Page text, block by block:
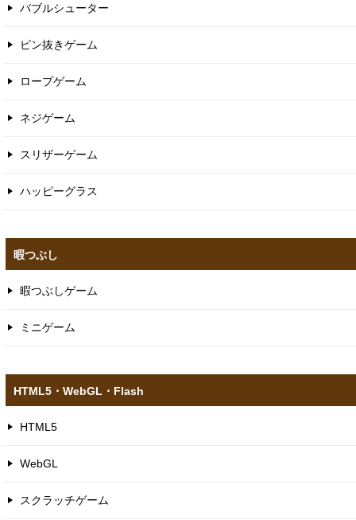
バブルシューター
ピン抜きゲーム
ロープゲーム
ネジゲーム
スリザーゲーム
ハッピーグラス
暇つぶし
暇つぶしゲーム
ミニゲーム
HTML5​・WebGL​・Flash
HTML5
WebGL
スクラッチゲーム